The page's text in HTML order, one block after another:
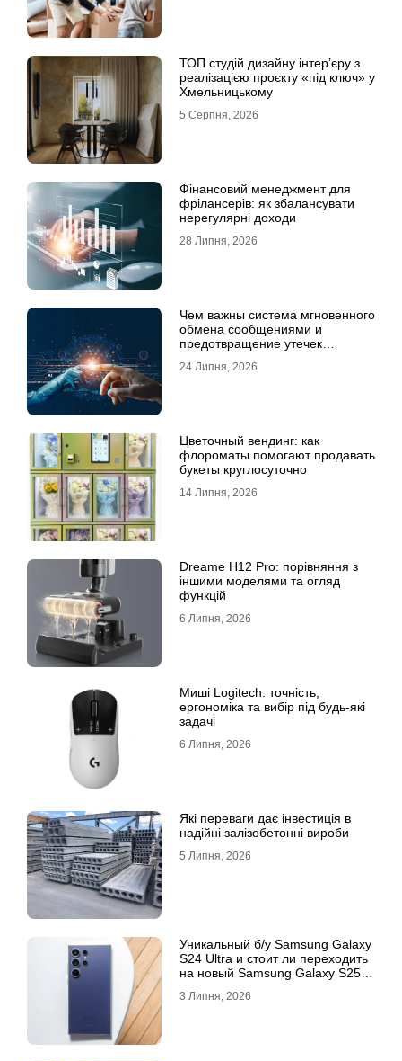
ТОП студій дизайну інтер’єру з
реалізацією проєкту «під ключ» у
Хмельницькому
5 Серпня, 2026
Фінансовий менеджмент для
фрілансерів: як збалансувати
нерегулярні доходи
28 Липня, 2026
Чем важны система мгновенного
обмена сообщениями и
предотвращение утечек
24 Липня, 2026
Цветочный вендинг: как
флороматы помогают продавать
букеты круглосуточно
14 Липня, 2026
Dreame H12 Pro: порівняння з
іншими моделями та огляд
функцій
6 Липня, 2026
Миші Logitech: точність,
ергономіка та вибір під будь-які
задачі
6 Липня, 2026
Які переваги дає інвестиція в
надійні залізобетонні вироби
5 Липня, 2026
Уникальный б/у Samsung Galaxy
S24 Ultra и стоит ли переходить
на новый Samsung Galaxy S25
3 Липня, 2026